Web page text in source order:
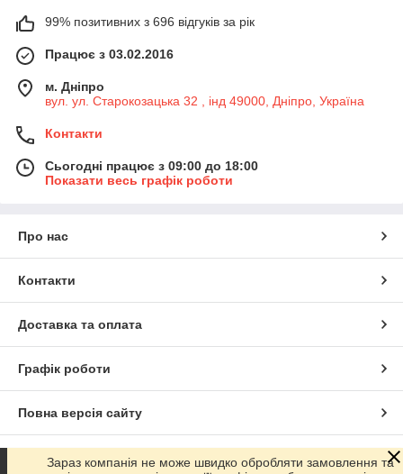
99% позитивних з 696 відгуків за рік
Працює з 03.02.2016
м. Дніпро
вул. ул. Старокозацька 32 , інд 49000, Дніпро, Україна
Контакти
Сьогодні працює з 09:00 до 18:00
Показати весь графік роботи
Про нас
Контакти
Доставка та оплата
Графік роботи
Повна версія сайту
Сайт створено на маркетплейсі Prom.ua
Зараз компанія не може швидко обробляти замовлення та